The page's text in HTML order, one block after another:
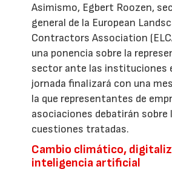
Asimismo, Egbert Roozen,
general de la European
Contractors Association
una ponencia sobre la
sector ante las instituciones
jornada finalizará con una
la que representantes de
asociaciones debatirán sobre
cuestiones tratadas.
Cambio climático,
inteligencia artificial